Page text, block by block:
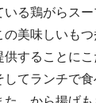
いる鶏がらス
の美味しいも
供することにこ
してランチで